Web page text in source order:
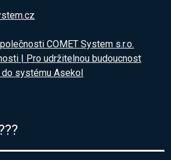
COMET System s.r.o.
| Pro udržitelnou budoucnost
systému Asekol